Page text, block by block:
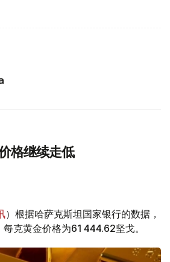
格继续走低
）根据哈萨克斯坦国家银行的数据，
克黄金价格为61 444.62坚戈。